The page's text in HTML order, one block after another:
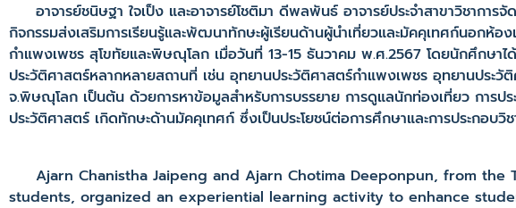
อาจารย์ชนิษฐา ใจเป็ง และอาจารย์โชติมา ดีพลพันธ์ อาจารย์ประจำสาขาวิชากา
กิจกรรมส่งเสริมการเรียนรู้และพัฒนาทักษะผู้เรียนด้านผู้นำเที่ยวและมัคคุเทศก์นอกห้อ
กำแพงเพชร สุโขทัยและพิษณุโลก เมื่อวันที่ 13-15 ธันวาคม พ.ศ.2567 โดยนักศึกษาไ
ประวัติศาสตร์หลากหลายสถานที่ เช่น อุทยานประวัติศาสตร์กำแพงเพชร อุทยานประ
จ.พิษณุโลก เป็นต้น ด้วยการหาข้อมูลสำหรับการบรรยาย การดูแลนักท่องเที่ยว การป
ประวัติศาสตร์ เกิดทักษะด้านมัคคุเทศก์ ซึ่งเป็นประโยชน์ต่อการศึกษาและการประกอบ
Ajarn Chanistha Jaipeng and Ajarn Chotima Deeponpun, from the
students, organized an experiential learning activity to enhance